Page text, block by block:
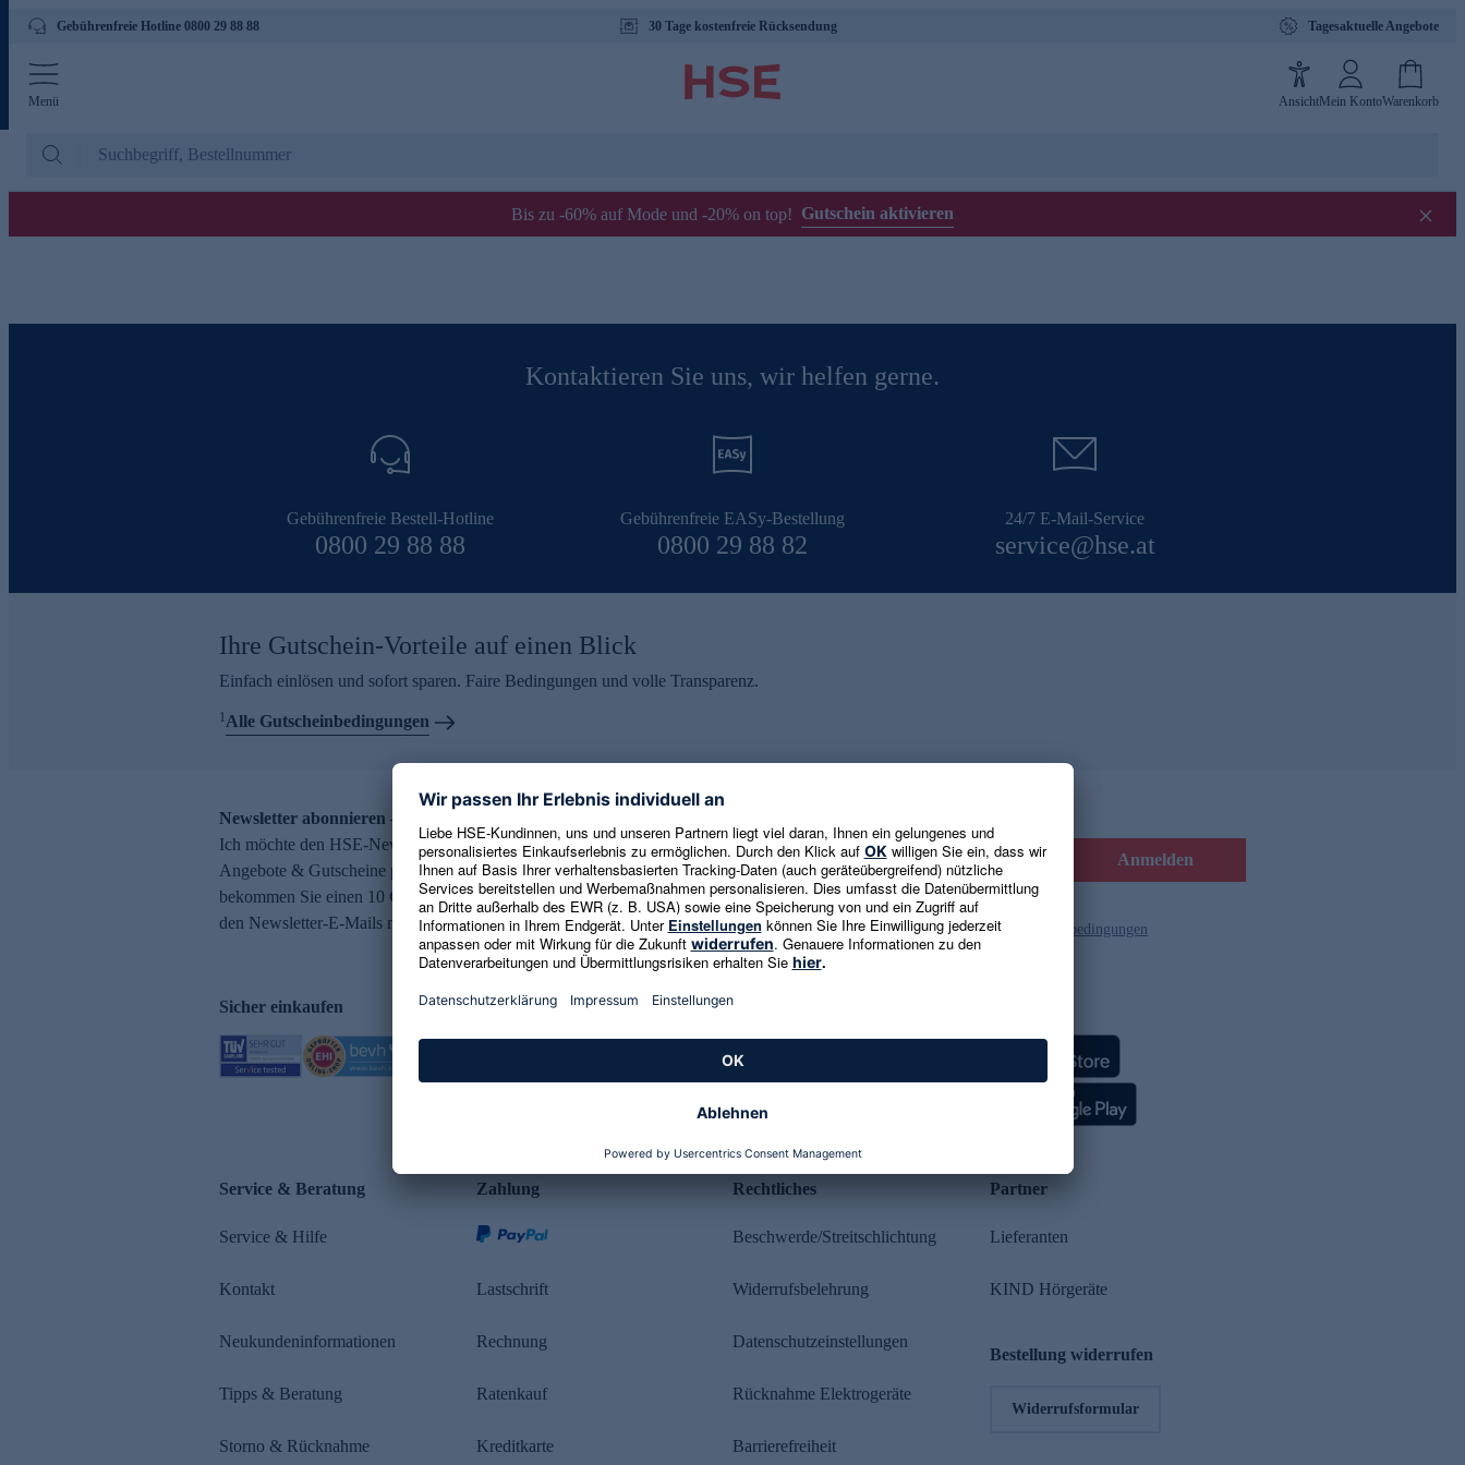
Gebührenfreie Hotline 0800 29 88 88 30 Tage kostenfreie Rücksendung Tagesaktuelle Angebote
Menü AnsichtMein KontoWarenkorb
Bis zu -60% auf Mode und -20% on top! Gutschein aktivieren
Kontaktieren Sie uns, wir helfen gerne.
Gebührenfreie Bestell-Hotline
0800 29 88 88
Gebührenfreie EASy-Bestellung
0800 29 88 82
24/7 E-Mail-Service
service@hse.at
Ihre Gutschein-Vorteile auf einen Blick
Einfach einlösen und sofort sparen. Faire Bedingungen und volle Transparenz.
1Alle Gutscheinbedingungen
Newsletter abonnieren – 10 € Gutschein erhalten
Ich möchte den HSE-Newsletter abonnieren und aktuelle Trends,
Angebote & Gutscheine per E-Mail erhalten. Als Dankeschön
bekommen Sie einen 10 € Gutschein. Eine Abmeldung ist jederzeit in
den Newsletter-E-Mails möglich.
E-Mail-Adresse eingeben Anmelden
Es gelten die Datenschutzrichtlinienund die Gutscheinbedingungen
Sicher einkaufen Kundenbewertung
Service & Beratung
Service & Hilfe
Kontakt
Neukundeninformationen
Tipps & Beratung
Storno & Rücknahme
Zahlung
Lastschrift
Rechnung
Ratenkauf
Kreditkarte
Rechtliches
Beschwerde/Streitschlichtung
Widerrufsbelehrung
Datenschutzeinstellungen
Rücknahme Elektrogeräte
Barrierefreiheit
Partner
Lieferanten
KIND Hörgeräte
Bestellung widerrufen
Widerrufsformular